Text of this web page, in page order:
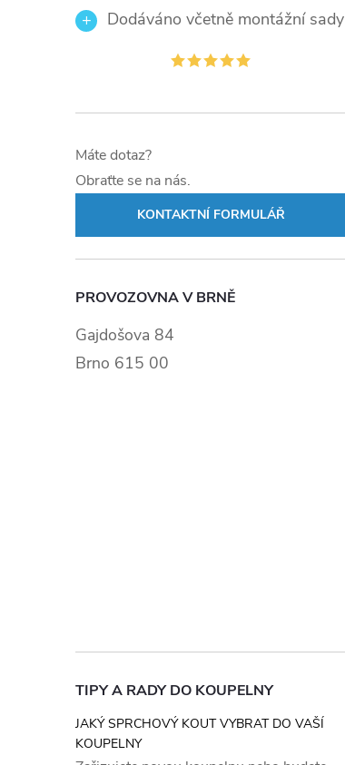
Dodáváno včetně montážní sady
Máte dotaz?
Obraťte se na nás.
KONTAKTNÍ FORMULÁŘ
PROVOZOVNA V BRNĚ
Gajdošova 84
Brno 615 00
TIPY A RADY DO KOUPELNY
JAKÝ SPRCHOVÝ KOUT VYBRAT DO VAŠÍ
KOUPELNY